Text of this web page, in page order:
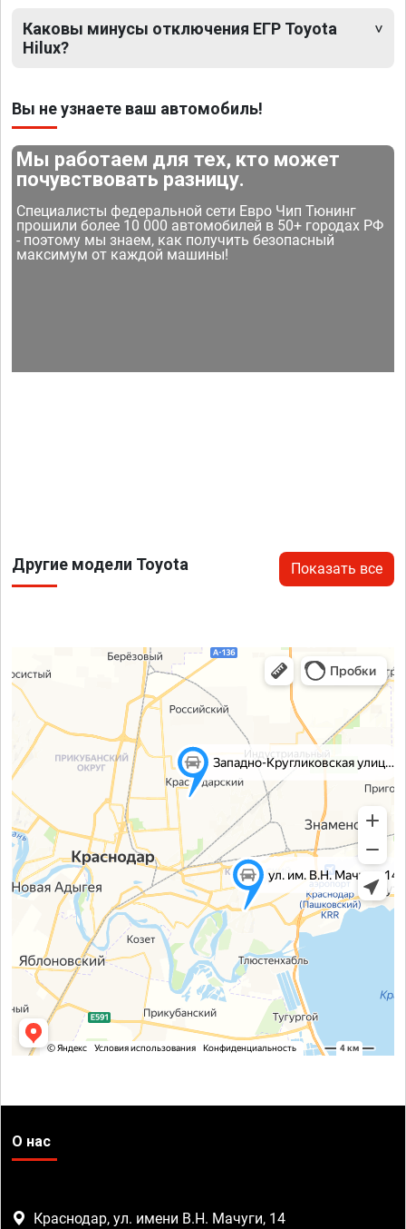
Каковы минусы отключения ЕГР Toyota
Hilux?
Вы не узнаете ваш автомобиль!
Мы работаем для тех, кто может
почувствовать разницу.
Специалисты федеральной сети Евро Чип Тюнинг
прошили более 10 000 автомобилей в 50+ городах РФ
- поэтому мы знаем, как получить безопасный
максимум от каждой машины!
Другие модели Toyota Показать все
О нас
Краснодар, ул. имени В.Н. Мачуги, 14